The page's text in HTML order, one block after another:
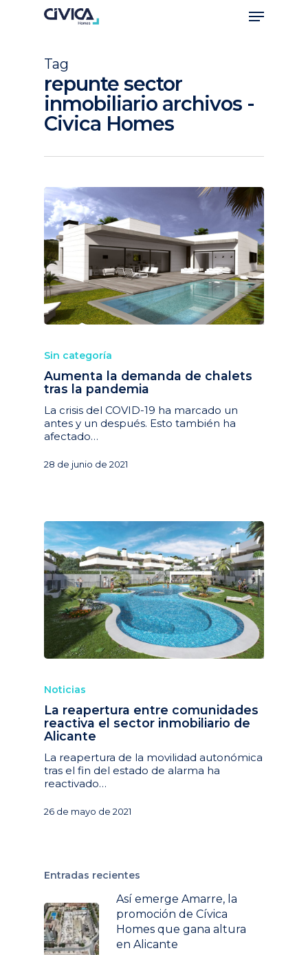
Tag
repunte sector
inmobiliario archivos -
Civica Homes
Sin categoría
Aumenta la demanda de chalets
tras la pandemia
La crisis del COVID-19 ha marcado un
antes y un después. Esto también ha
afectado…
28 de junio de 2021
Noticias
La reapertura entre comunidades
reactiva el sector inmobiliario de
Alicante
La reapertura de la movilidad autonómica
tras el fin del estado de alarma ha
reactivado…
26 de mayo de 2021
Entradas recientes
Así emerge Amarre, la
promoción de Cívica
Homes que gana altura
en Alicante